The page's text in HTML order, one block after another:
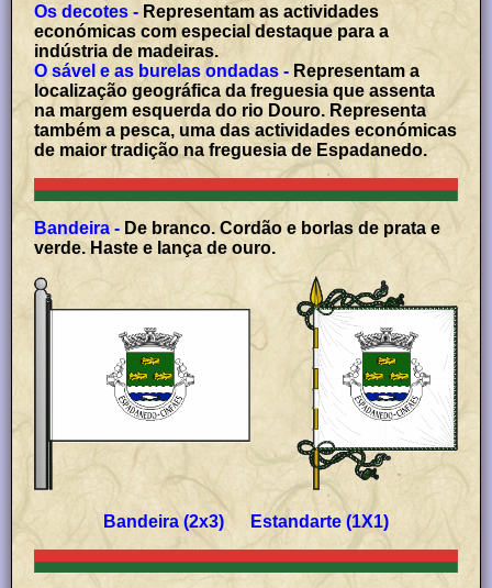
Os decotes -Representam as actividades
económicas com especial destaque para a
indústria de madeiras.
O sável e as burelas ondadas - Representam a
localização geográfica da freguesia que assenta
na margem esquerda do rio Douro. Representa
também a pesca, uma das actividades económicas
de maior tradição na freguesia de Espadanedo.
Bandeira - De branco. Cordão e borlas de prata e
verde. Haste e lança de ouro.
Bandeira (2x3) Estandarte (1X1)